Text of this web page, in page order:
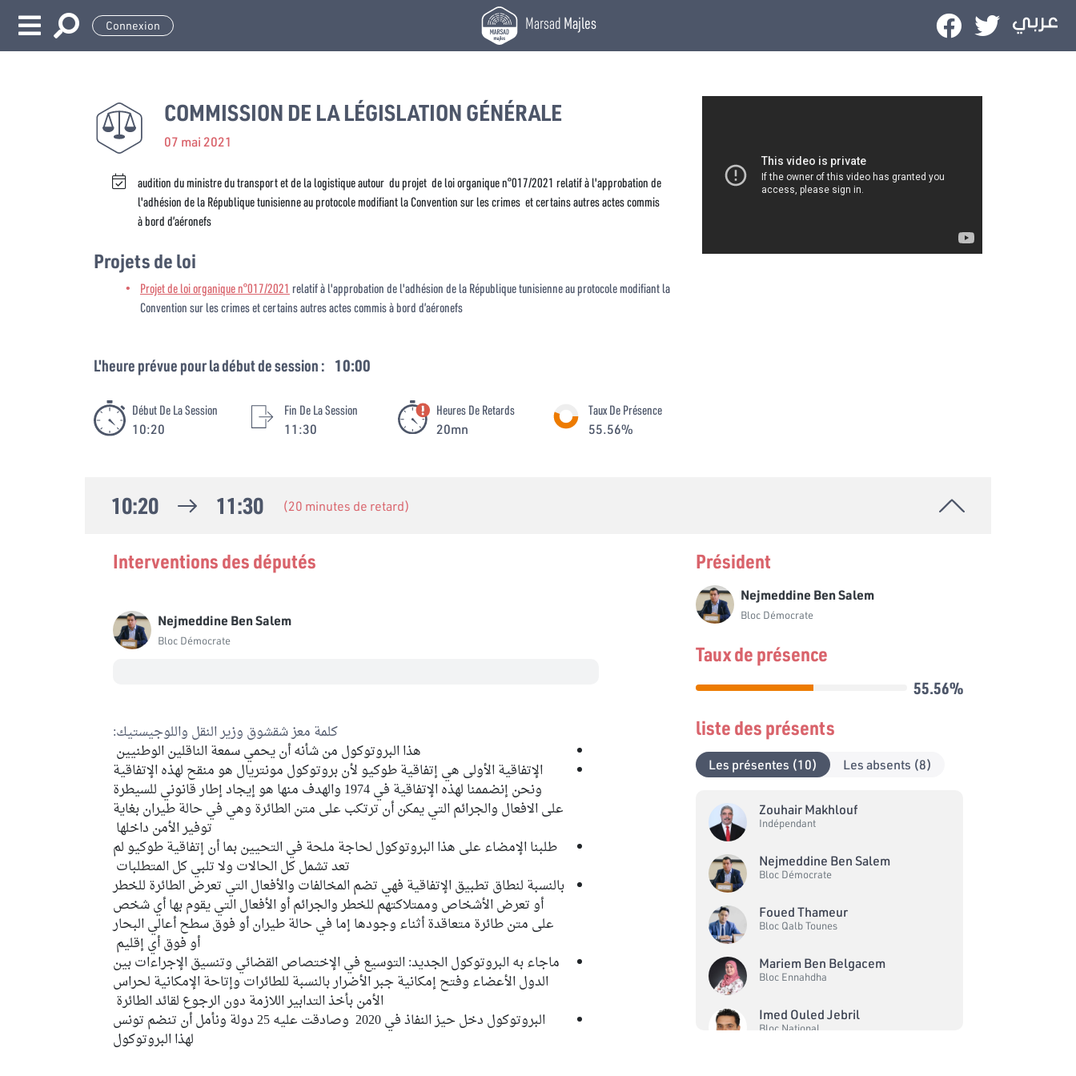
Connexion MarsadMajles
COMMISSION DE LA LÉGISLATION GÉNÉRALE
07 mai 2021
audition du ministre du transport et de la logistique autour du projet de loi organique n°017/2021 relatif à l'approbation de
l'adhésion de la République tunisienne au protocole modifiant la Convention sur les crimes et certains autres actes commis
à bord d’aéronefs
Projets de loi
Projet de loi organique n°017/2021 relatif à l'approbation de l'adhésion de la République tunisienne au protocole modifiant la
Convention sur les crimes et certains autres actes commis à bord d’aéronefs
L'heure prévue pour la début de session : 10:00
Début De La Session
10:20
Fin De La Session
11:30
Heures De Retards
20mn
Taux De Présence
55.56%
10:20 11:30 (20 minutes de retard)
Interventions des députés
Nejmeddine Ben Salem
Bloc Démocrate
كلمة معز شقشوق وزير النقل واللوجيستيك:
هذا البروتوكول من شأنه أن يحمي سمعة الناقلين الوطنيين
الإتفاقية الأولى هي إتفاقية طوكيو لأن بروتوكول مونتريال هو منقح لهذه الإتفاقية
ونحن إنضممنا لهذه الإتفاقية في 1974 والهدف منها هو إيجاد إطار قانوني للسيطرة
على الافعال والجرائم التي يمكن أن ترتكب على متن الطائرة وهي في حالة طيران بغاية
توفير الأمن داخلها
طلبنا الإمضاء على هذا البروتوكول لحاجة ملحة في التحيين بما أن إتفاقية طوكيو لم
تعد تشمل كل الحالات ولا تلبي كل المتطلبات
بالنسبة لنطاق تطبيق الإتفاقية فهي تضم المخالفات والأفعال التي تعرض الطائرة للخطر
أو تعرض الأشخاص وممتلاكتهم للخطر والجرائم أو الأفعال التي يقوم بها أي شخص
على متن طائرة متعاقدة أثناء وجودها إما في حالة طيران أو فوق سطح أعالي البحار
أو فوق أي إقليم
ماجاء به البروتوكول الجديد: التوسيع في الإختصاص القضائي وتنسيق الإجراءات بين
الدول الأعضاء وفتح إمكانية جبر الأضرار بالنسبة للطائرات وإتاحة الإمكانية لحراس
الأمن بأخذ التدابير اللازمة دون الرجوع لقائد الطائرة
البروتوكول دخل حيز النفاذ في 2020 وصادقت عليه 25 دولة ونأمل أن تنضم تونس
لهذا البروتوكول
Président
Nejmeddine Ben Salem
Bloc Démocrate
Taux de présence
55.56%
liste des présents
Les présentes (10) Les absents (8)
Zouhair Makhlouf
Indépendant
Nejmeddine Ben Salem
Bloc Démocrate
Foued Thameur
Bloc Qalb Tounes
Mariem Ben Belgacem
Bloc Ennahdha
Imed Ouled Jebril
Bloc National